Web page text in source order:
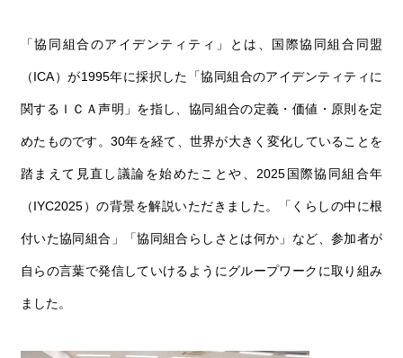
「協同組合のアイデンティティ」とは、国際協同組合同盟
（ICA）が1995年に採択した「協同組合のアイデンティティに
関するＩＣＡ声明」 を指し、協同組合の定義・価値・原則を定
めたものです。30年を経て、世界が大きく変化していることを
踏まえて見直し議論を始めたことや、2025国際協同組合年
（IYC2025）の背景を解説いただきました。 「くらしの中に根
付いた協同組合」「協同組合らしさとは何か」など、参加者が
自らの言葉で発信していけるようにグループワークに取り組み
ました。